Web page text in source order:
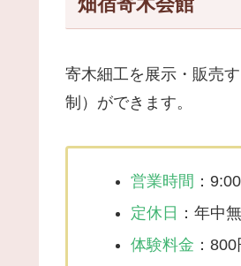
寄木細工を展示・販売
制）ができます。
営業時間 ：
定休日 ：年中
体験料金 ：